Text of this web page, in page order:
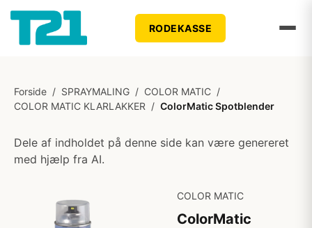
RODEKASSE
Forside / SPRAYMALING / COLOR MATIC /
COLOR MATIC KLARLAKKER / ColorMatic Spotblender
Dele af indholdet på denne side kan være genereret
med hjælp fra AI.
COLOR MATIC
ColorMatic